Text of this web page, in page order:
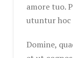
amore tuo.
utuntur hoc
Domine,